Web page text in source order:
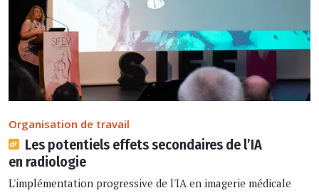
Organisation de travail
Les potentiels effets secondaires de l’IA
en radiologie
L'implémentation progressive de l'IA en imagerie médicale